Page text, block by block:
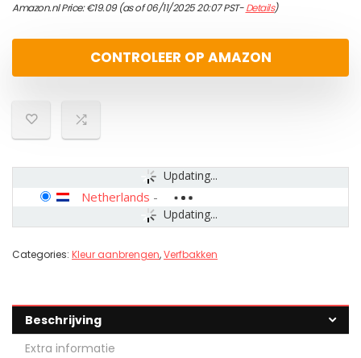
Amazon.nl Price:€19.09(as of 06/11/2025 20:07 PST-Details)
CONTROLEER OP AMAZON
Updating...
Updating...
Netherlands -
Categories: Kleur aanbrengen,Verfbakken
Beschrijving
Extra informatie